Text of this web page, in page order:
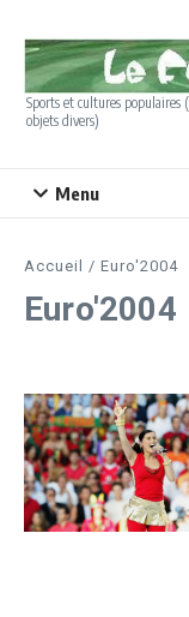
Sports et cultures populaires
objets divers)
Menu
Accueil / Euro'2004
Euro'2004